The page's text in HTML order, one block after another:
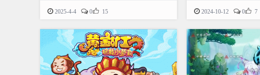
2025-4-4 0 15 2024-10-12 0 7